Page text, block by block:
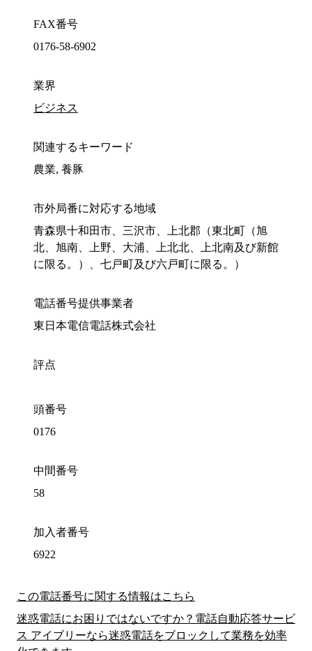
FAX番号
0176-58-6902
業界
ビジネス
関連するキーワード
農業, 養豚
市外局番に対応する地域
青森県十和田市、三沢市、上北郡（東北町（旭
北、旭南、上野、大浦、上北北、上北南及び新館
に限る。）、七戸町及び六戸町に限る。）
電話番号提供事業者
東日本電信電話株式会社
評点
頭番号
0176
中間番号
58
加入者番号
6922
この電話番号に関する情報はこちら
迷惑電話にお困りではないですか？電話自動応答サービ
ス アイブリーなら迷惑電話をブロックして業務を効率